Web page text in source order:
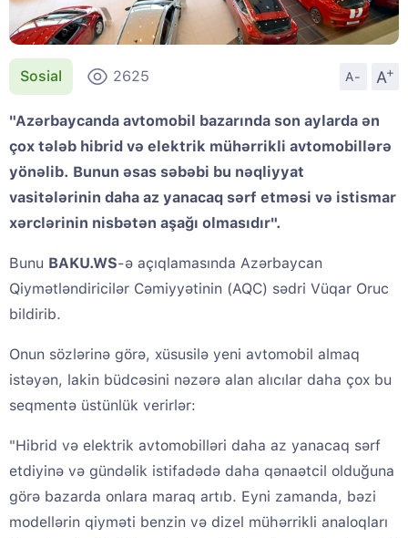
Sosial 2625 A- A
+
"Azərbaycanda avtomobil bazarında son aylarda ən
çox tələb hibrid və elektrik mühərrikli avtomobillərə
yönəlib. Bunun əsas səbəbi bu nəqliyyat
vasitələrinin daha az yanacaq sərf etməsi və istismar
xərclərinin nisbətən aşağı olmasıdır".
Bunu BAKU.WS-ə açıqlamasında Azərbaycan
Qiymətləndiricilər Cəmiyyətinin (AQC) sədri Vüqar Oruc
bildirib.
Onun sözlərinə görə, xüsusilə yeni avtomobil almaq
istəyən, lakin büdcəsini nəzərə alan alıcılar daha çox bu
seqmentə üstünlük verirlər:
"Hibrid və elektrik avtomobilləri daha az yanacaq sərf
etdiyinə və gündəlik istifadədə daha qənaətcil olduğuna
görə bazarda onlara maraq artıb. Eyni zamanda, bəzi
modellərin qiyməti benzin və dizel mühərrikli analoqları